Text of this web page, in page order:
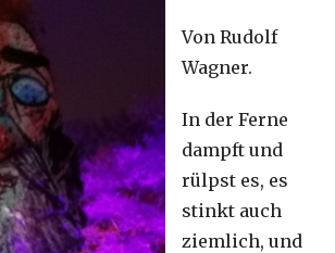
Von Rudolf
Wagner.
In der Ferne
dampft und
rülpst es, es
stinkt auch
ziemlich, und